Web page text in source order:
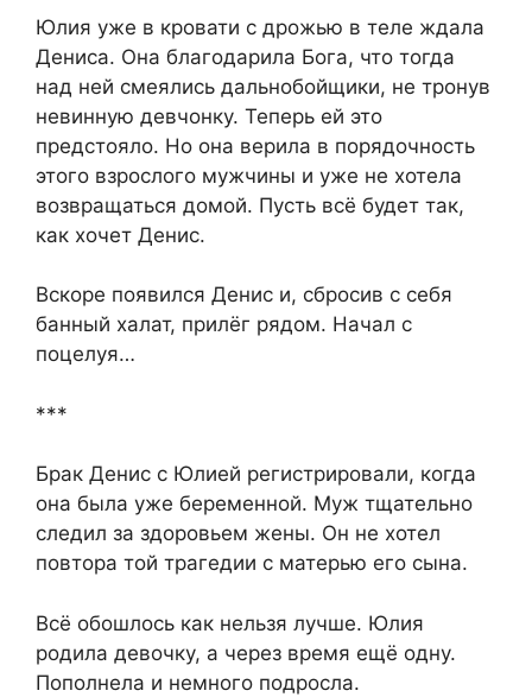
Юлия уже в кровати с дрожью в теле ждала
Дениса. Она благодарила Бога, что тогда
над ней смеялись дальнобойщики, не тронув
невинную девчонку. Теперь ей это
предстояло. Но она верила в порядочность
этого взрослого мужчины и уже не хотела
возвращаться домой. Пусть всё будет так,
как хочет Денис.
Вскоре появился Денис и, сбросив с себя
банный халат, прилёг рядом. Начал с
поцелуя…
***
Брак Денис с Юлией регистрировали, когда
она была уже беременной. Муж тщательно
следил за здоровьем жены. Он не хотел
повтора той трагедии с матерью его сына.
Всё обошлось как нельзя лучше. Юлия
родила девочку, а через время ещё одну.
Пополнела и немного подросла.